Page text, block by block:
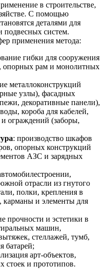
в строительстве,
С помощью
деталями для
подвесных систем.
применения метода:
гибки для сооружения
опорных рам и монолитных
металлоконструкций
узлы), фасадных
декоративные панели),
короба для кабелей,
ограждений (заборы,
: производство шкафов
опорных конструкций
АЗС и зарядных
отрасли из гнутого
полки, крепления в
карманы и элементы для
прочности и эстетики в
машин,
стеллажей, тумб,
батарей;
арт-объектов,
стоек и прототипов.